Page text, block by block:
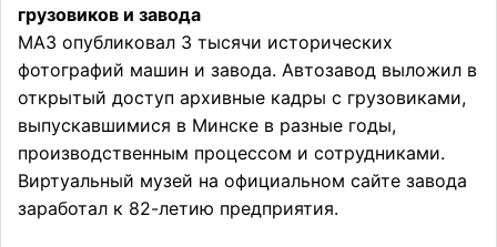
грузовиков и завода
МАЗ опубликовал 3 тысячи исторических
фотографий машин и завода. Автозавод выложил в
открытый доступ архивные кадры с грузовиками,
выпускавшимися в Минске в разные годы,
производственным процессом и сотрудниками.
Виртуальный музей на официальном сайте завода
заработал к 82-летию предприятия.